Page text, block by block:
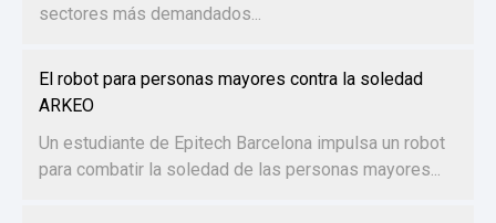
sectores más demandados...
El robot para personas mayores contra la soledad
ARKEO
Un estudiante de Epitech Barcelona impulsa un robot
para combatir la soledad de las personas mayores...